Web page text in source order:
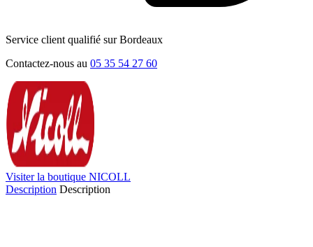
Service client qualifié sur Bordeaux
Contactez-nous au 05 35 54 27 60
Visiter la boutique NICOLL
Description Description